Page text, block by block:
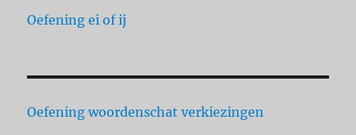
Oefening ei of ij
Oefening woordenschat verkiezingen